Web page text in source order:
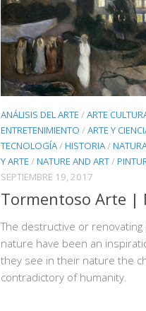
ANÁLISIS DEL ARTE /ARTE
ENTRETENIMIENTO /ARTE Y
TECNOLOGÍA/HISTORIA/
Y ARTE /NATURE AND ART/
SEPTIEMBRE 19, 2017
Tormentoso Arte |
The destructive or
nature have been an
they see in their nature the
contradictory of humanity.